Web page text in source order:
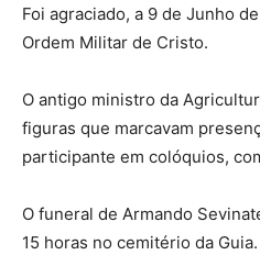
Foi agraciado, a 9 de Junho
Ordem Militar de Cristo.
O antigo ministro da
figuras que marcavam
participante em colóquios,
O funeral de Armando
15 horas no cemitério da Guia.